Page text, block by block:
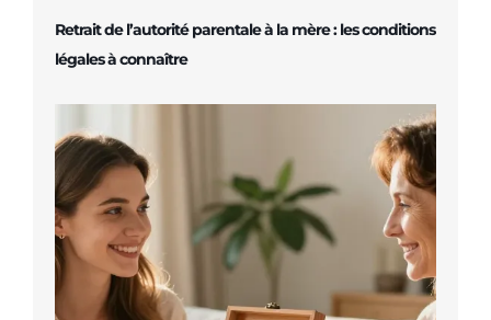
Retrait de l’autorité parentale à la mère : les conditions
légales à connaître